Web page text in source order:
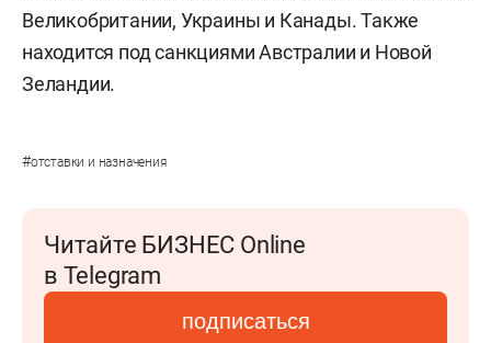
Великобритании, Украины и Канады. Также
находится под санкциями Австралии и Новой
Зеландии.
#отставки и назначения
Читайте БИЗНЕС Online
в Telegram
подписаться